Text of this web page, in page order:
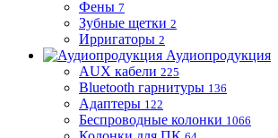
Фены 7
Зубные щетки 2
Ирригаторы 2
Аудиопродукция
AUX кабели 225
Bluetooth гарнитуры 136
Адаптеры 122
Беспроводные колонки 1066